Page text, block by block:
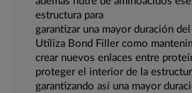
estructura para
garantizar una mayor duración
Utiliza Bond Filler como
crear nuevos enlaces entre
proteger el interior de la
garantizando así una mayor